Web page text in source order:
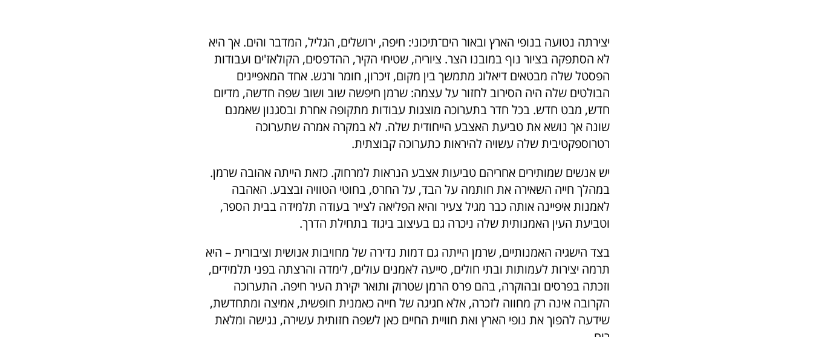
יצירתה נטועה בנופי הארץ ובאור הים־תיכוני: חיפה, ירושלים, הגליל, המדבר והים. אך היא
לא הסתפקה בציור נוף במובנו הצר. ציוריה, שטיחי הקיר, ההדפסים, הקולאז'ים ועבודות
הפסטל שלה מבטאים דיאלוג מתמשך בין מקום, זיכרון, חומר ורגש. אחד המאפיינים
הבולטים שלה היה הסירוב לחזור על עצמה: שרמן חיפשה שוב ושוב שפה חדשה, מדיום
חדש, מבט חדש. בכל חדר בתערוכה מוצגות עבודות מתקופה אחרת ובסגנון שאמנם
שונה אך נושא את טביעת האצבע הייחודית שלה. לא במקרה אמרה שתערוכה
רטרוספקטיבית שלה עשויה להיראות כתערוכה קבוצתית.
יש אנשים שמותירים אחריהם טביעות אצבע הנראות למרחוק. כזאת הייתה אהובה שרמן.
במהלך חייה השאירה את חותמה על הבד, על החרס, בחוטי הטוויה ובצבע. האהבה
לאמנות איפיינה אותה כבר מגיל צעיר והיא הפליאה לצייר בעודה תלמידה בבית הספר,
וטביעת העין האמנותית שלה ניכרה גם בעיצוב ביגוד בתחילת הדרך.
בצד הישגיה האמנותיים, שרמן הייתה גם דמות נדירה של מחויבות אנושית וציבורית – היא
תרמה יצירות לעמותות ובתי חולים, סייעה לאמנים עולים, לימדה והרצתה בפני תלמידים,
וזכתה בפרסים ובהוקרה, בהם פרס הרמן שטרוק ותואר יקירת העיר חיפה. התערוכה
הקרובה אינה רק מחווה לזכרה, אלא חגיגה של חייה כאמנית חופשית, אמיצה ומתחדשת,
שידעה להפוך את נופי הארץ ואת חוויית החיים כאן לשפה חזותית עשירה, נגישה ומלאת